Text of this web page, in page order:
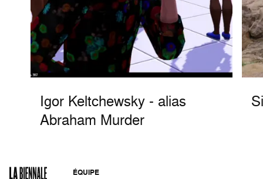
Igor Keltchewsky - alias
Abraham Murder
ÉQUIPE